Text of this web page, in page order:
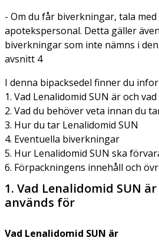
- Om du får biverkningar, tala
apotekspersonal. Detta gäller
biverkningar som inte nämns i
avsnitt 4
I denna bipacksedel finner du
1. Vad Lenalidomid SUN är och
2. Vad du behöver veta innan du
3. Hur du tar Lenalidomid SUN
4. Eventuella biverkningar
5. Hur Lenalidomid SUN ska
6. Förpackningens innehåll och
1. Vad Lenalidomid SUN
används för
Vad Lenalidomid SUN är